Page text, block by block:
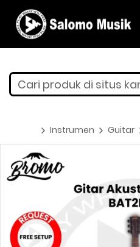
Cari produk di situs
Instrumen Guitar